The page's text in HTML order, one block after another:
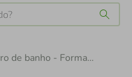
Livro de banho - Formas e Cores